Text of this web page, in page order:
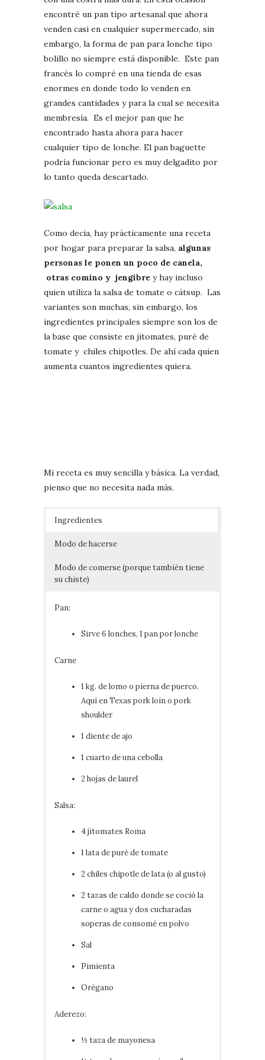
encontré un pan tipo artesanal que ahora
venden casi en cualquier supermercado, sin
embargo, la forma de pan para lonche tipo
bolillo no siempre está disponible. Este pan
francés lo compré en una tienda de esas
enormes en donde todo lo venden en
grandes cantidades y para la cual se necesita
membresía. Es el mejor pan que he
encontrado hasta ahora para hacer
cualquier tipo de lonche. El pan baguette
podría funcionar pero es muy delgadito por
lo tanto queda descartado.
Como decía, hay prácticamente una receta
por hogar para preparar la salsa, algunas
personas le ponen un poco de canela,
otras comino y jengibre y hay incluso
quien utiliza la salsa de tomate o cátsup. Las
variantes son muchas, sin embargo, los
ingredientes principales siempre son los de
la base que consiste en jitomates, puré de
tomate y chiles chipotles. De ahí cada quien
aumenta cuantos ingredientes quiera.
Mi receta es muy sencilla y básica. La verdad,
pienso que no necesita nada más.
Ingredientes
Modo de hacerse
Modo de comerse (porque también tiene
su chiste)
Pan:
Sirve 6 lonches, 1 pan por lonche
Carne
1 kg. de lomo o pierna de puerco.
Aquí en Texas pork loin o pork
shoulder
1 diente de ajo
1 cuarto de una cebolla
2 hojas de laurel
Salsa:
4 jitomates Roma
1 lata de puré de tomate
2 chiles chipotle de lata (o al gusto)
2 tazas de caldo donde se coció la
carne o agua y dos cucharadas
soperas de consomé en polvo
Sal
Pimienta
Orégano
Aderezo:
½ taza de mayonesa